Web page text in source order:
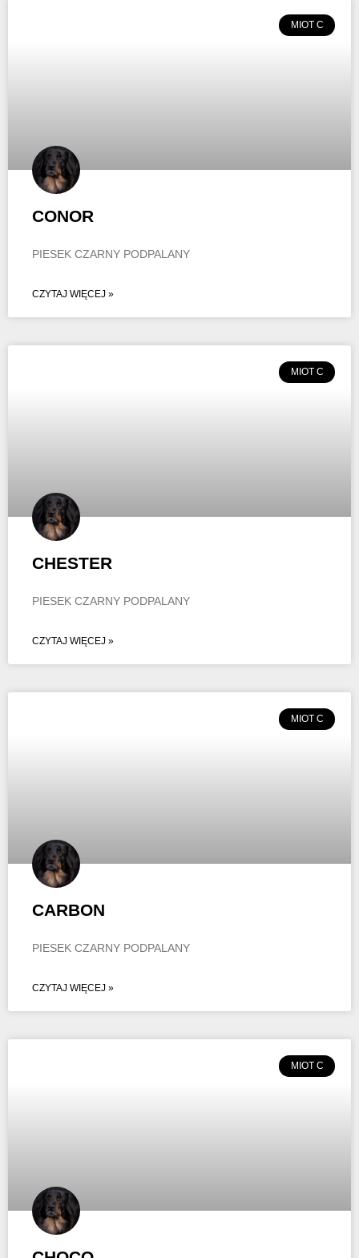
MIOT C
CONOR
PIESEK CZARNY PODPALANY
CZYTAJ WIĘCEJ »
MIOT C
CHESTER
PIESEK CZARNY PODPALANY
CZYTAJ WIĘCEJ »
MIOT C
CARBON
PIESEK CZARNY PODPALANY
CZYTAJ WIĘCEJ »
MIOT C